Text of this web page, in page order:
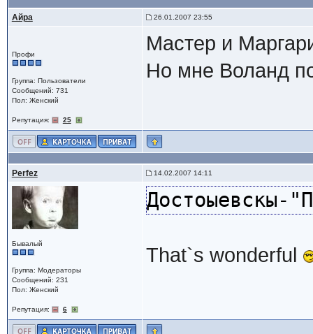
Айра 26.01.2007 23:55
Профи
Группа: Пользователи
Сообщений: 731
Пол: Женский
Репутация: 25
Мастер и
Но мне Воланд
Perfez 14.02.2007 14:11
Бывалый
Группа: Модераторы
Сообщений: 231
Пол: Женский
Репутация: 6
Достоыевскы-
That`s wonderful